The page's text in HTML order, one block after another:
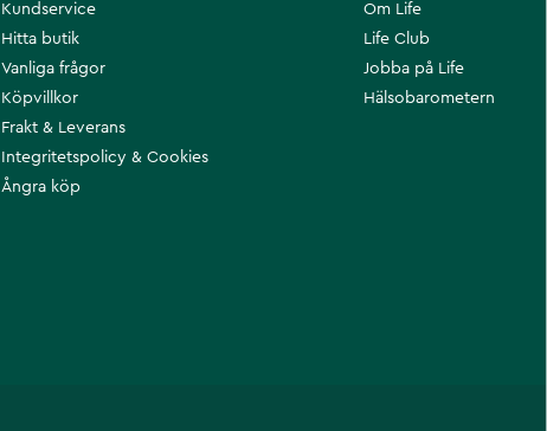
Om Life
Life Club
Jobba på Life
Hälsobarometern
Kundservice
Hitta butik
Vanliga frågor
Köpvillkor
Frakt & Leverans
Integritetspolicy & Cookies
Ångra köp